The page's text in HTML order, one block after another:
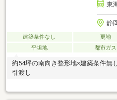
東
静
建築条件なし 更地
平坦地
都市ガス
約54坪の南向き整形地×建築条件無
引渡し